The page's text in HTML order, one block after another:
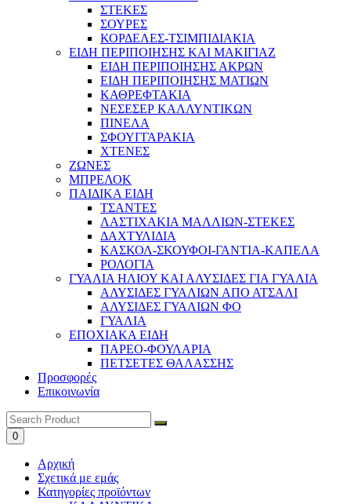
ΣΤΕΚΕΣ
ΣΟΥΡΕΣ
ΚΟΡΔΕΛΕΣ-ΤΣΙΜΠΙΔΙΑΚΙΑ
ΕΙΔΗ ΠΕΡΙΠΟΙΗΣΗΣ ΚΑΙ ΜΑΚΙΓΙΑΖ
ΕΙΔΗ ΠΕΡΙΠΟΙΗΣΗΣ ΑΚΡΩΝ
ΕΙΔΗ ΠΕΡΙΠΟΙΗΣΗΣ ΜΑΤΙΩΝ
ΚΑΘΡΕΦΤΑΚΙΑ
ΝΕΣΕΣΕΡ ΚΑΛΛΥΝΤΙΚΩΝ
ΠΙΝΕΛΑ
ΣΦΟΥΓΓΑΡΑΚΙΑ
ΧΤΕΝΕΣ
ΖΩΝΕΣ
ΜΠΡΕΛΟΚ
ΠΑΙΔΙΚΑ ΕΙΔΗ
ΤΣΑΝΤΕΣ
ΛΑΣΤΙΧΑΚΙΑ ΜΑΛΛΙΩΝ-ΣΤΕΚΕΣ
ΔΑΧΤΥΛΙΔΙΑ
ΚΑΣΚΟΛ-ΣΚΟΥΦΟΙ-ΓΑΝΤΙΑ-ΚΑΠΕΛΑ
ΡΟΛΟΓΙΑ
ΓΥΑΛΙΑ ΗΛΙΟΥ ΚΑΙ ΑΛΥΣΙΔΕΣ ΓΙΑ ΓΥΑΛΙΑ
ΑΛΥΣΙΔΕΣ ΓΥΑΛΙΩΝ ΑΠΟ ΑΤΣΑΛΙ
ΑΛΥΣΙΔΕΣ ΓΥΑΛΙΩΝ ΦΟ
ΓΥΑΛΙΑ
ΕΠΟΧΙΑΚΑ ΕΙΔΗ
ΠΑΡΕΟ-ΦΟΥΛΑΡΙΑ
ΠΕΤΣΕΤΕΣ ΘΑΛΑΣΣΗΣ
Προσφορές
Επικοινωνία
0
Αρχική
Σχετικά με εμάς
Κατηγορίες προϊόντων